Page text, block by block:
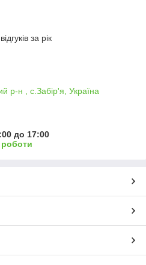
за рік
р-н , с.Забір'я, Україна
до 17:00
роботи